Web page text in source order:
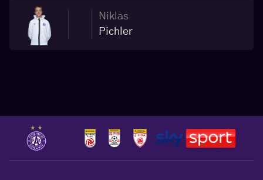
Niklas
Pichler